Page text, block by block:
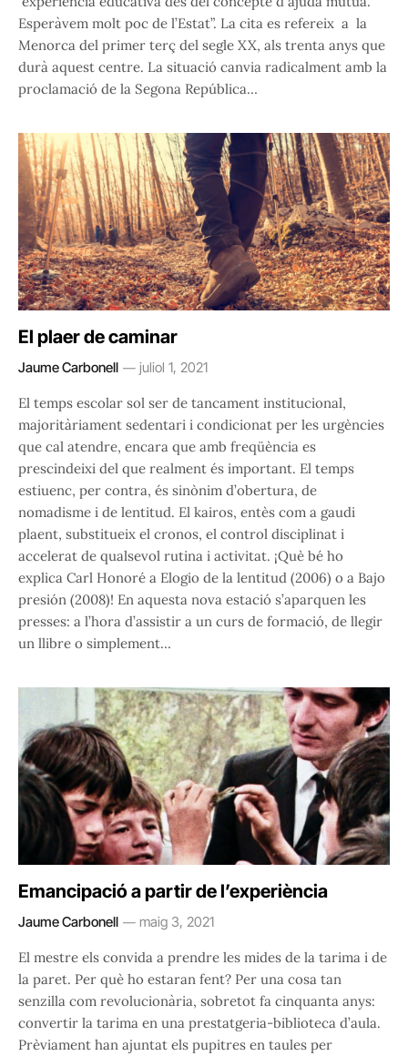
Esperàvem molt poc de l’Estat”. La cita es refereix a la
Menorca del primer terç del segle XX, als trenta anys que
durà aquest centre. La situació canvia radicalment amb la
proclamació de la Segona República…
El plaer de caminar
Jaume Carbonell juliol 1, 2021
El temps escolar sol ser de tancament institucional,
majoritàriament sedentari i condicionat per les urgències
que cal atendre, encara que amb freqüència es
prescindeixi del que realment és important. El temps
estiuenc, per contra, és sinònim d’obertura, de
nomadisme i de lentitud. El kairos, entès com a gaudi
plaent, substitueix el cronos, el control disciplinat i
accelerat de qualsevol rutina i activitat. ¡Què bé ho
explica Carl Honoré a Elogio de la lentitud (2006) o a Bajo
presión (2008)! En aquesta nova estació s’aparquen les
presses: a l’hora d’assistir a un curs de formació, de llegir
un llibre o simplement…
Emancipació a partir de l’experiència
Jaume Carbonell maig 3, 2021
El mestre els convida a prendre les mides de la tarima i de
la paret. Per què ho estaran fent? Per una cosa tan
senzilla com revolucionària, sobretot fa cinquanta anys:
convertir la tarima en una prestatgeria-biblioteca d’aula.
Prèviament han ajuntat els pupitres en taules per